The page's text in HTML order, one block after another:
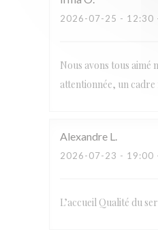
2026-07-25 - 12:30
Nous avons tous aimé
attentionnée, un
Alexandre L
2026-07-23 - 19:00
L’accueil Qualité du